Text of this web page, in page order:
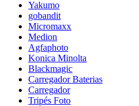
Yakumo
gobandit
Micromaxx
Medion
Agfaphoto
Konica Minolta
Blackmagic
Carregador Baterias
Carregador
Tripés Foto